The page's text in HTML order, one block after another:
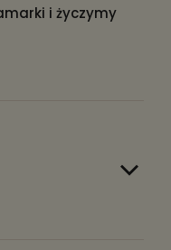
i życzymy